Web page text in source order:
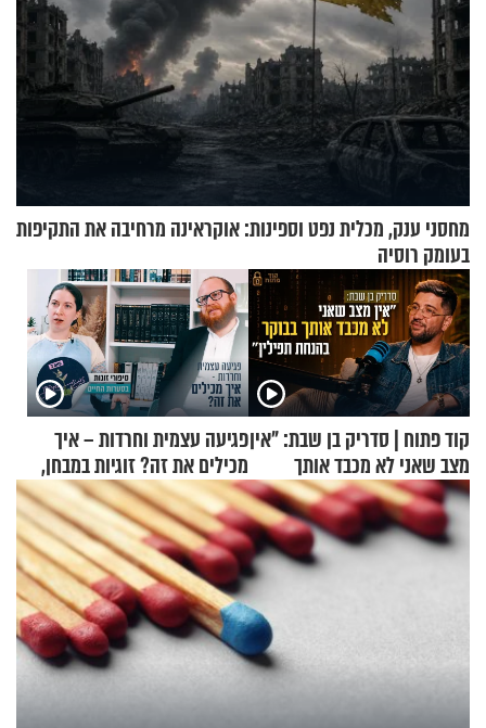
מחסני ענק, מכלית נפט וספינות: אוקראינה מרחיבה את התקיפות
בעומק רוסיה
קוד פתוח | סדריק בן שבת: "אין
מצב שאני לא מכבד אותך
בבוקר בהנחת תפילין"
פגיעה עצמית וחרדות – איך
מכילים את זה? זוגיות במבחן,
הפעם עם יהודית ואלתר כהן